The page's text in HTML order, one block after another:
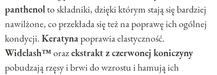
panthenolto składniki, dzięki którym stają się bardziej
nawilżone, co przekłada się też na poprawę ich ogólnej
kondycji.Keratynapoprawia elastyczność.
Widelash™orazekstrakt z czerwonej koniczyny
pobudzają rzęsy i brwi do wzrostu i hamują ich